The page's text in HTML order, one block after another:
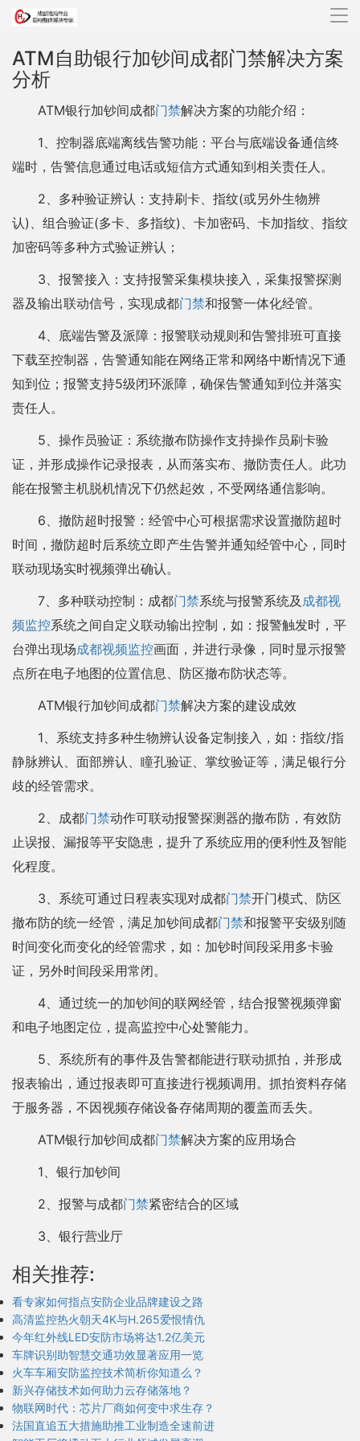
导
ATM自助银行加钞间成都门禁解决方案
分析
ATM银行加钞间成都门禁解决方案的功能介绍：
1、控制器底端离线告警功能：平台与底端设备通信终
端时，告警信息通过电话或短信方式通知到相关责任人。
2、多种验证辨认：支持刷卡、指纹(或另外生物辨
认)、组合验证(多卡、多指纹)、卡加密码、卡加指纹、指纹
加密码等多种方式验证辨认；
3、报警接入：支持报警采集模块接入，采集报警探测
器及输出联动信号，实现成都门禁和报警一体化经管。
4、底端告警及派障：报警联动规则和告警排班可直接
下载至控制器，告警通知能在网络正常和网络中断情况下通
知到位；报警支持5级闭环派障，确保告警通知到位并落实
责任人。
5、操作员验证：系统撤布防操作支持操作员刷卡验
证，并形成操作记录报表，从而落实布、撤防责任人。此功
能在报警主机脱机情况下仍然起效，不受网络通信影响。
6、撤防超时报警：经管中心可根据需求设置撤防超时
时间，撤防超时后系统立即产生告警并通知经管中心，同时
联动现场实时视频弹出确认。
7、多种联动控制：成都门禁系统与报警系统及 成都视
频监控系统之间自定义联动输出控制，如：报警触发时，平
台弹出现场成都视频监控画面，并进行录像，同时显示报警
点所在电子地图的位置信息、防区撤布防状态等。
ATM银行加钞间成都门禁解决方案的建设成效
1、系统支持多种生物辨认设备定制接入，如：指纹/指
静脉辨认、面部辨认、瞳孔验证、掌纹验证等，满足银行分
歧的经管需求。
2、成都门禁动作可联动报警探测器的撤布防，有效防
止误报、漏报等平安隐患，提升了系统应用的便利性及智能
化程度。
3、系统可通过日程表实现对成都门禁开门模式、防区
撤布防的统一经管，满足加钞间成都门禁和报警平安级别随
时间变化而变化的经管需求，如：加钞时间段采用多卡验
证，另外时间段采用常闭。
4、通过统一的加钞间的联网经管，结合报警视频弹窗
和电子地图定位，提高监控中心处警能力。
5、系统所有的事件及告警都能进行联动抓拍，并形成
报表输出，通过报表即可直接进行视频调用。抓拍资料存储
于服务器，不因视频存储设备存储周期的覆盖而丢失。
ATM银行加钞间成都门禁解决方案的应用场合
1、银行加钞间
2、报警与成都门禁紧密结合的区域
3、银行营业厅
相关推荐:
看专家如何指点安防企业品牌建设之路
高清监控热火朝天4K与H.265爱恨情仇
今年红外线LED安防市场将达1.2亿美元
车牌识别助智慧交通功效显著应用一览
火车车厢安防监控技术简析你知道么？
新兴存储技术如何助力云存储落地？
物联网时代：芯片厂商如何变中求生存？
法国直追五大措施助推工业制造全速前进